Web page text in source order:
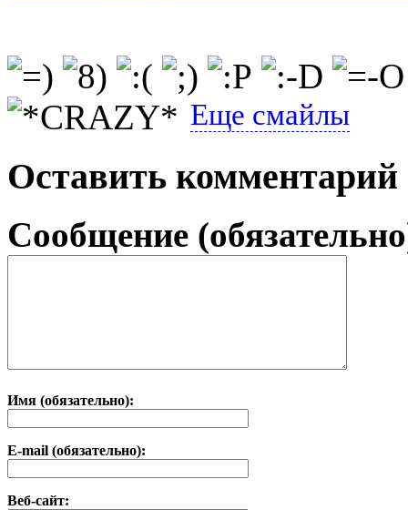
Еще смайлы
Оставить комментарий
Сообщение
Имя (обязательно):
E-mail (обязательно):
Веб-сайт: